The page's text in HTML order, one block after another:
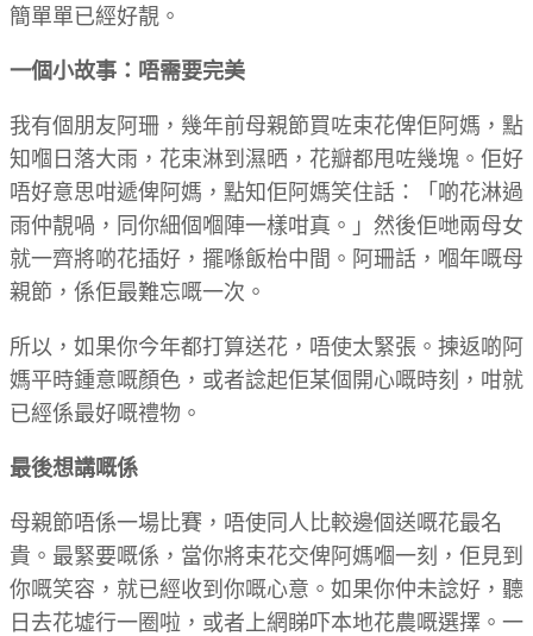
簡單單已經好靚。
一個小故事：唔需要完美
我有個朋友阿珊，幾年前母親節買咗束花俾佢阿媽，點
知嗰日落大雨，花束淋到濕晒，花瓣都甩咗幾塊。佢好
唔好意思咁遞俾阿媽，點知佢阿媽笑住話：「啲花淋過
雨仲靚喎，同你細個嗰陣一樣咁真。」然後佢哋兩母女
就一齊將啲花插好，擺喺飯枱中間。阿珊話，嗰年嘅母
親節，係佢最難忘嘅一次。
所以，如果你今年都打算送花，唔使太緊張。揀返啲阿
媽平時鍾意嘅顏色，或者諗起佢某個開心嘅時刻，咁就
已經係最好嘅禮物。
最後想講嘅係
母親節唔係一場比賽，唔使同人比較邊個送嘅花最名
貴。最緊要嘅係，當你將束花交俾阿媽嗰一刻，佢見到
你嘅笑容，就已經收到你嘅心意。如果你仲未諗好，聽
日去花墟行一圈啦，或者上網睇吓本地花農嘅選擇。一